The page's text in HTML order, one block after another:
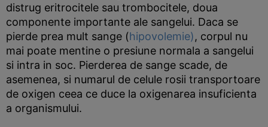
distrug eritrocitele sau trombocitele, doua
componente importante ale sangelui. Daca se
pierde prea mult sange (hipovolemie), corpul nu
mai poate mentine o presiune normala a sangelui
si intra in soc. Pierderea de sange scade, de
asemenea, si numarul de celule rosii transportoare
de oxigen ceea ce duce la oxigenarea insuficienta
a organismului.